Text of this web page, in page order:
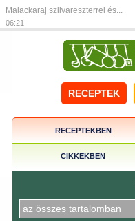
Malackaraj szilvareszterrel és...
06:21
RECEPTEK
RECEPTEKBEN
CIKKEKBEN